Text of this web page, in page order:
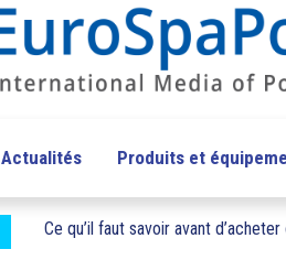
Actualités Produits et
Ce qu’il faut savoir avant d’acheter